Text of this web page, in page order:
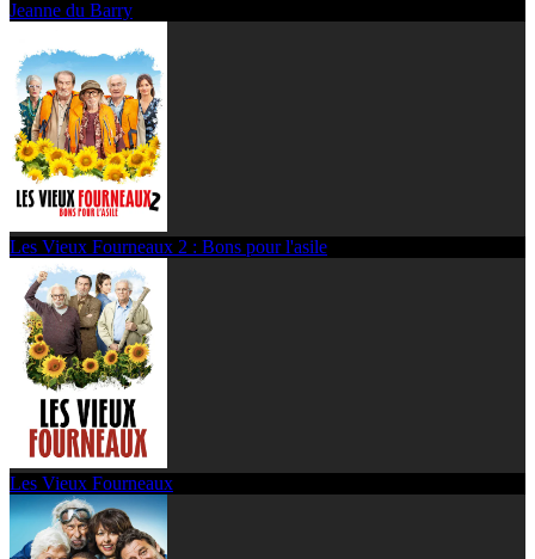
Jeanne du Barry
Les Vieux Fourneaux 2 : Bons pour l'asile
Les Vieux Fourneaux